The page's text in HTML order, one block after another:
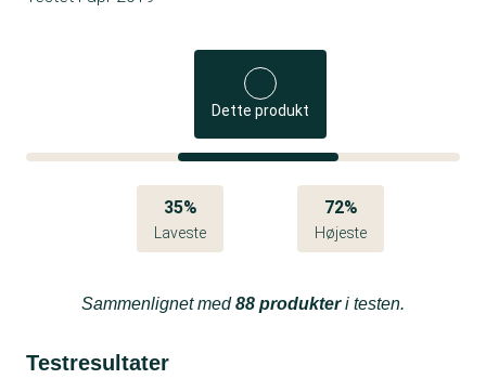
Dette produkt
35%
Laveste
72%
Højeste
Sammenlignet med88 produkteri testen.
Testresultater